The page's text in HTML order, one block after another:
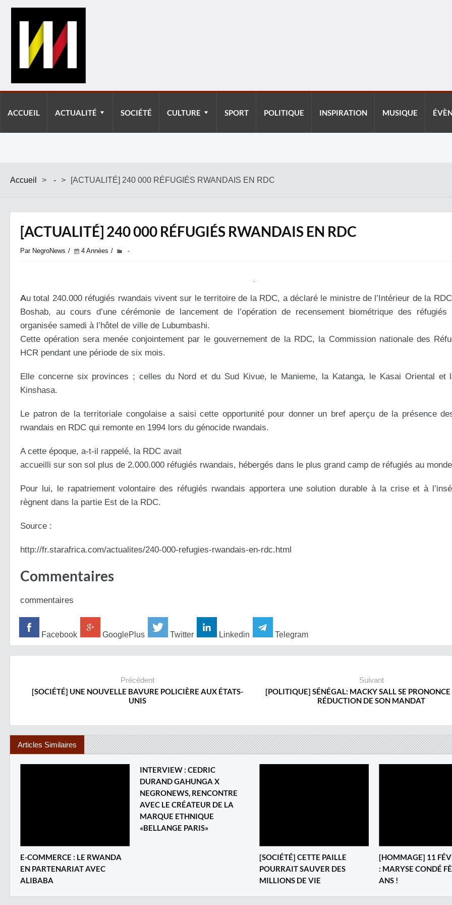
ACCUEIL ACTUALITÉ SOCIÉTÉ CULTURE SPORT POLITIQUE INSPIRATION MUSIQUE
Accueil > - > [ACTUALITÉ] 240 000 RÉFUGIÉS RWANDAIS EN RDC
[ACTUALITÉ] 240 000 RÉFUGIÉS RWANDAIS EN RDC
Par NegroNews 4 Années -
Au total 240.000 réfugiés rwandais vivent sur le territoire de la RDC, a déclaré le ministre de l’Intérieur de la
Boshab, au cours d’une cérémonie de lancement de l’opération de recensement biométrique des réfugiés
organisée samedi à l’hôtel de ville de Lubumbashi.
Cette opération sera menée conjointement par le gouvernement de la RDC, la Commission nationale des
HCR pendant une période de six mois.
Elle concerne six provinces ; celles du Nord et du Sud Kivue, le Manieme, la Katanga, le Kasai Oriental et
Kinshasa.
Le patron de la territoriale congolaise a saisi cette opportunité pour donner un bref aperçu de la présence
rwandais en RDC qui remonte en 1994 lors du génocide rwandais.
A cette époque, a-t-il rappelé, la RDC avait
accueilli sur son sol plus de 2.000.000 réfugiés rwandais, hébergés dans le plus grand camp de réfugiés au
Pour lui, le rapatriement volontaire des réfugiés rwandais apportera une solution durable à la crise et à
règnent dans la partie Est de la RDC.
Source :
http://fr.starafrica.com/actualites/240-000-refugies-rwandais-en-rdc.html
Commentaires
commentaires
Facebook GooglePlus Twitter Linkedin Telegram
Précédent
[SOCIÉTÉ] UNE NOUVELLE BAVURE POLICIÈRE AUX ÉTATS-
UNIS
Suivant
[POLITIQUE] SÉNÉGAL: MACKY SALL SE PRONONCE
RÉDUCTION DE SON MANDAT
Articles Similaires
E-COMMERCE : LE RWANDA
EN PARTENARIAT AVEC
ALIBABA
INTERVIEW : CEDRIC
DURAND GAHUNGA X
NEGRONEWS, RENCONTRE
AVEC LE CRÉATEUR DE LA
MARQUE ETHNIQUE
«BELLANGE PARIS»
[SOCIÉTÉ] CETTE PAILLE
POURRAIT SAUVER DES
MILLIONS DE VIE
[HOMMAGE] 11
: MARYSE CONDÉ
ANS !